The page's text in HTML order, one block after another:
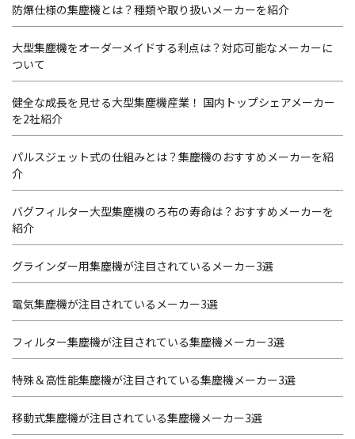
防爆仕様の集塵機とは？種類や取り扱いメーカーを紹介
大型集塵機をオーダーメイドする利点は？対応可能なメーカーに
ついて
健全な成長を見せる大型集塵機産業！ 国内トップシェアメーカー
を2社紹介
パルスジェット式の仕組みとは？集塵機のおすすめメーカーを紹
介
バグフィルター大型集塵機のろ布の寿命は？おすすめメーカーを
紹介
グラインダー用集塵機が注目されているメーカー3選
電気集塵機が注目されているメーカー3選
フィルター集塵機が注目されている集塵機メーカー3選
特殊＆高性能集塵機が注目されている集塵機メーカー3選
移動式集塵機が注目されている集塵機メーカー3選